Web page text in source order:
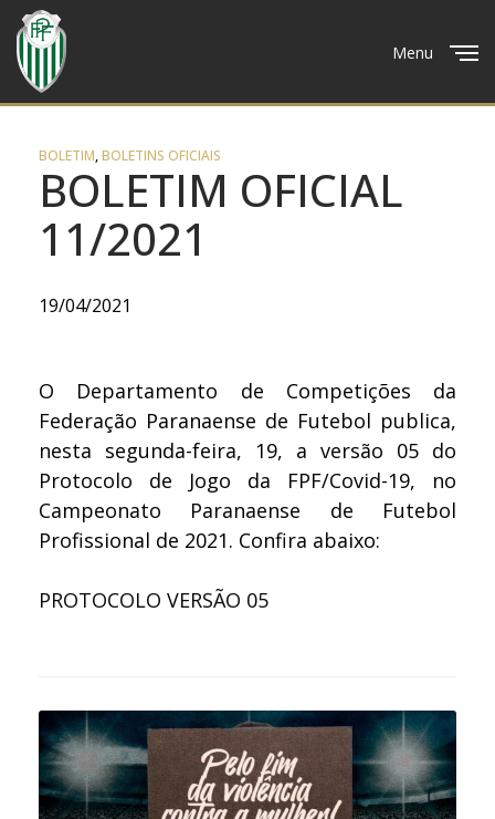
Menu
BOLETIM,BOLETINS OFICIAIS
BOLETIM OFICIAL
11/2021
19/04/2021
O Departamento de Competições da
Federação Paranaense de Futebol publica,
nesta segunda-feira, 19, a versão 05 do
Protocolo de Jogo da FPF/Covid-19, no
Campeonato Paranaense de Futebol
Profissional de 2021. Confira abaixo:
PROTOCOLO VERSÃO 05